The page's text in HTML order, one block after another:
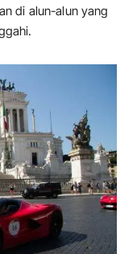
di alun-alun yang